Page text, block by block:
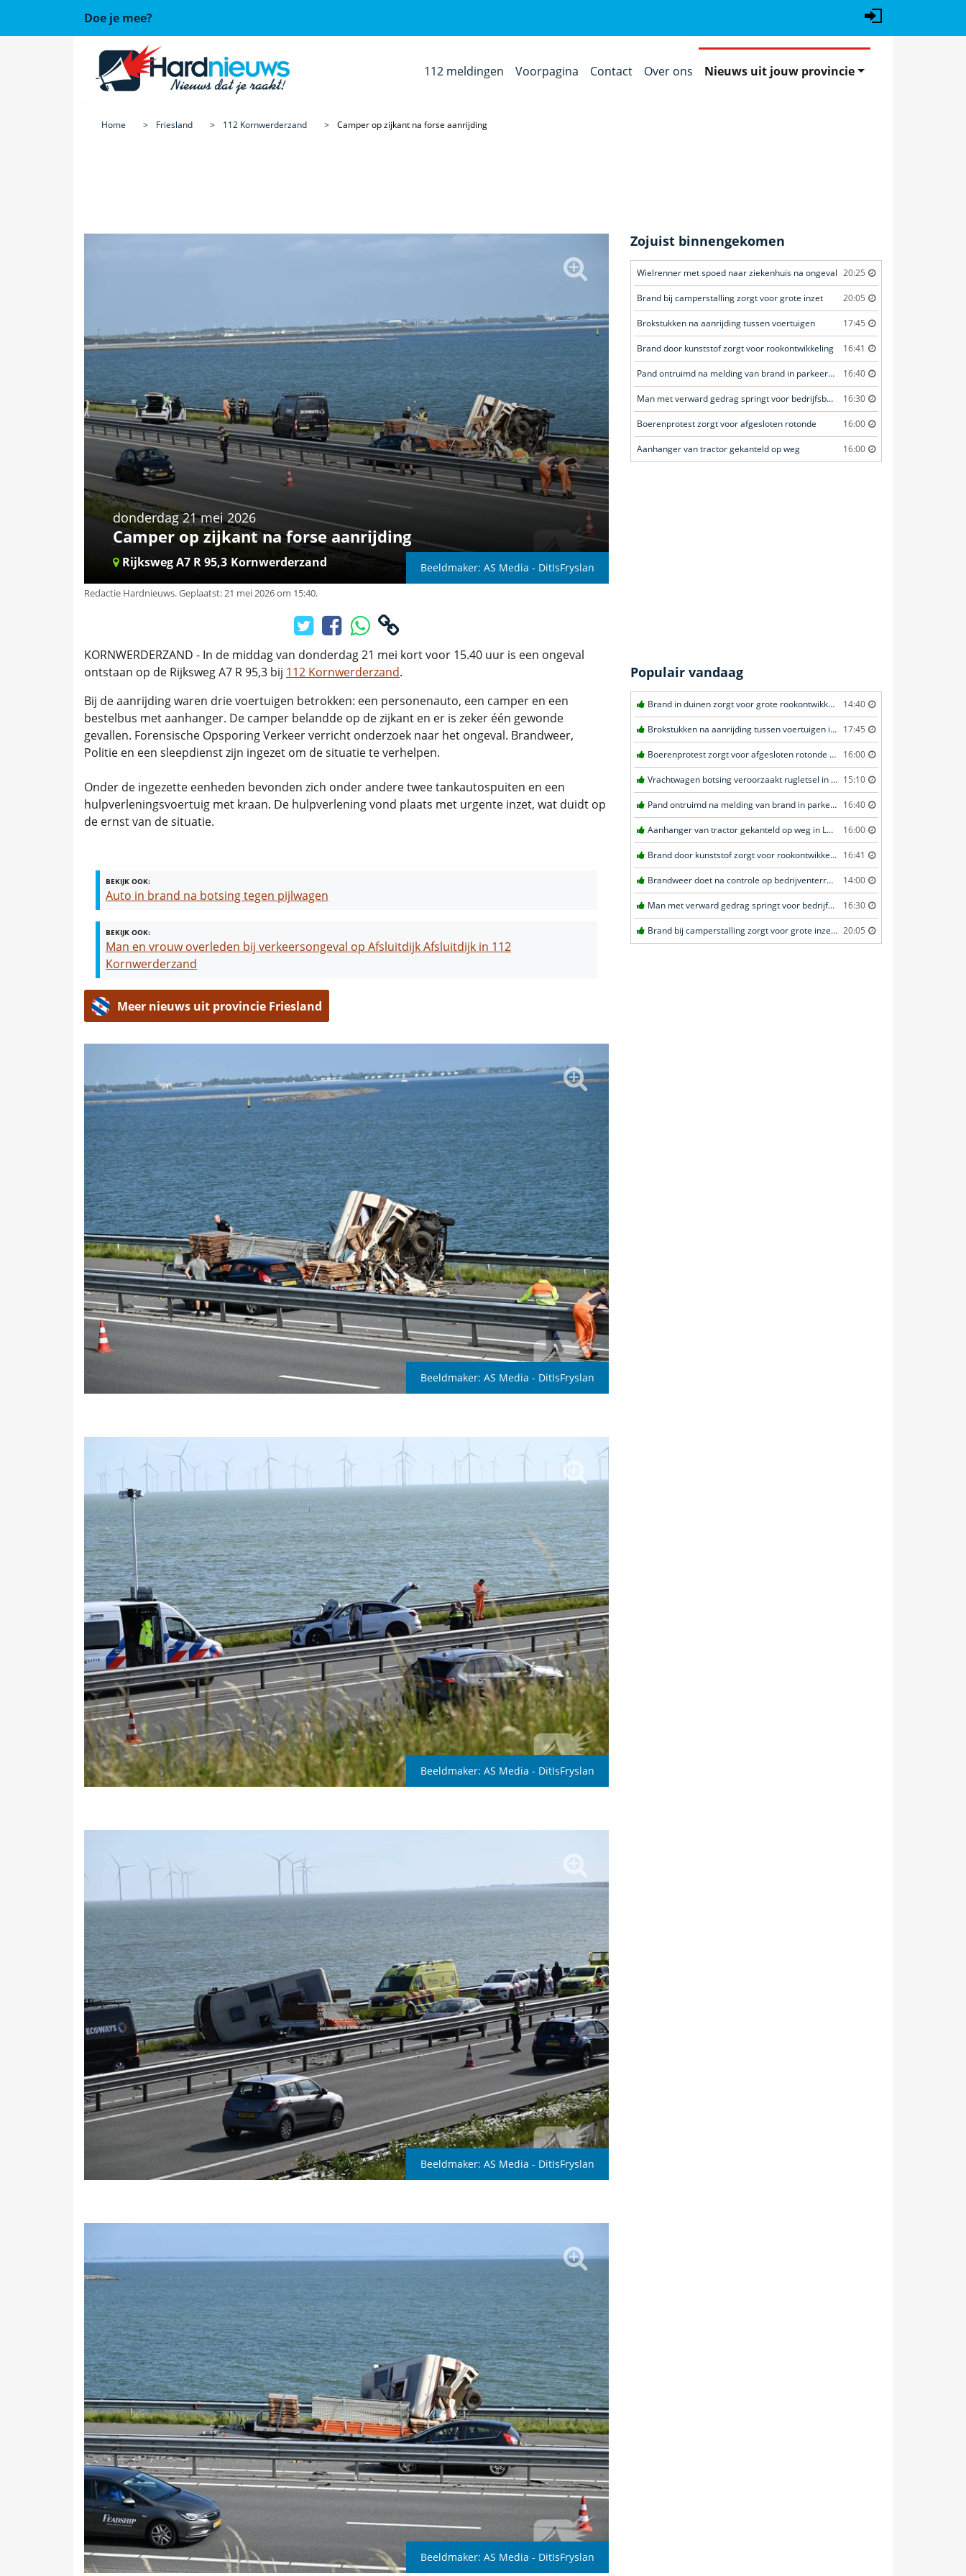
Doe je mee?
112 meldingen Voorpagina Contact Over ons Nieuws uit jouw provincie
Home Friesland 112 Kornwerderzand Camper op zijkant na forse aanrijding
donderdag 21 mei 2026
Camper op zijkant na forse aanrijding
Rijksweg A7 R 95,3 Kornwerderzand Beeldmaker: AS Media - DitIsFryslan
Redactie Hardnieuws.Geplaatst: 21 mei 2026 om 15:40.
KORNWERDERZAND - In de middag van donderdag 21 mei kort voor 15.40 uur is een ongeval
ontstaan op de Rijksweg A7 R 95,3 bij 112 Kornwerderzand.
Bij de aanrijding waren drie voertuigen betrokken: een personenauto, een camper en een
bestelbus met aanhanger. De camper belandde op de zijkant en er is zeker één gewonde
gevallen. Forensische Opsporing Verkeer verricht onderzoek naar het ongeval. Brandweer,
Politie en een sleepdienst zijn ingezet om de situatie te verhelpen.
Onder de ingezette eenheden bevonden zich onder andere twee tankautospuiten en een
hulpverleningsvoertuig met kraan. De hulpverlening vond plaats met urgente inzet, wat duidt op
de ernst van de situatie.
BEKIJK OOK:
Auto in brand na botsing tegen pijlwagen
BEKIJK OOK:
Man en vrouw overleden bij verkeersongeval op Afsluitdijk Afsluitdijk in 112
Kornwerderzand
Meer nieuws uit provincie Friesland
Beeldmaker: AS Media - DitIsFryslan
Beeldmaker: AS Media - DitIsFryslan
Beeldmaker: AS Media - DitIsFryslan
Beeldmaker: AS Media - DitIsFryslan
Zojuist binnengekomen
Wielrenner met spoed naar ziekenhuis na ongeval 20:25
Brand bij camperstalling zorgt voor grote inzet 20:05
Brokstukken na aanrijding tussen voertuigen 17:45
Brand door kunststof zorgt voor rookontwikkeling 16:41
Pand ontruimd na melding van brand in parkeergarage 16:40
Man met verward gedrag springt voor bedrijfsbus en zorgt voor opschudding 16:30
Boerenprotest zorgt voor afgesloten rotonde 16:00
Aanhanger van tractor gekanteld op weg 16:00
Populair vandaag
Brand in duinen zorgt voor grote rookontwikkeling in Wassenaar 14:40
Brokstukken na aanrijding tussen voertuigen in Amersfoort 17:45
Boerenprotest zorgt voor afgesloten rotonde in Renswoude 16:00
Vrachtwagen botsing veroorzaakt rugletsel in Vorstenbosch 15:10
Pand ontruimd na melding van brand in parkeergarage in Leeuwarden 16:40
Aanhanger van tractor gekanteld op weg in Leiderdorp 16:00
Brand door kunststof zorgt voor rookontwikkeling in Veghel 16:41
Brandweer doet na controle op bedrijventerrein in Barneveld 14:00
Man met verward gedrag springt voor bedrijfsbus en zorgt voor opschudding in Veghel 16:30
Brand bij camperstalling zorgt voor grote inzet in Almkerk 20:05